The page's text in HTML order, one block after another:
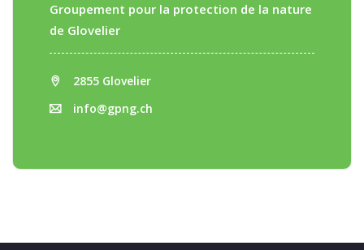
Groupement pour la protection de la nature
de Glovelier
2855 Glovelier
info@gpng.ch